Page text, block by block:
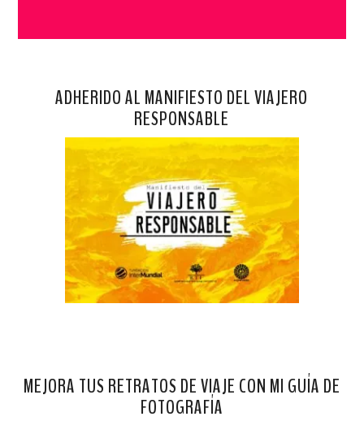
ADHERIDO AL MANIFIESTO DEL VIAJERO
RESPONSABLE
MEJORA TUS RETRATOS DE VIAJE CON MI GUÍA DE
FOTOGRAFÍA